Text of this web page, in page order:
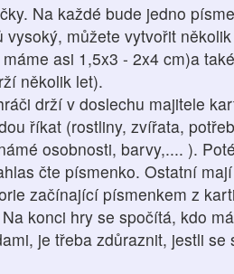
Na každé bude jedno
vysoký, můžete vytvořit
asi 1,5x3 - 2x4 cm)a
několik let).
drží v doslechu majitele
říkat (rostliny, zvířata,
osobnosti, barvy,.... ).
čte písmenko. Ostatní
začínající písmenkem z
konci hry se spočítá, kdo
je třeba zdůraznit, jestli